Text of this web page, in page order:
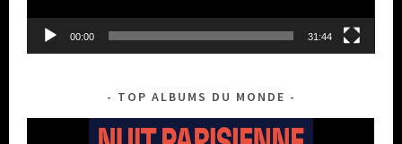
00:00 31:44
TOP ALBUMS DU MONDE